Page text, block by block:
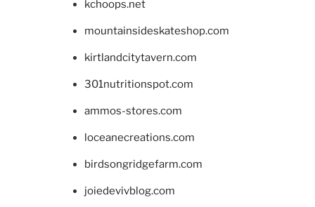
kchoops.net
mountainsideskateshop.com
kirtlandcitytavern.com
301nutritionspot.com
ammos-stores.com
loceanecreations.com
birdsongridgefarm.com
joiedevivblog.com